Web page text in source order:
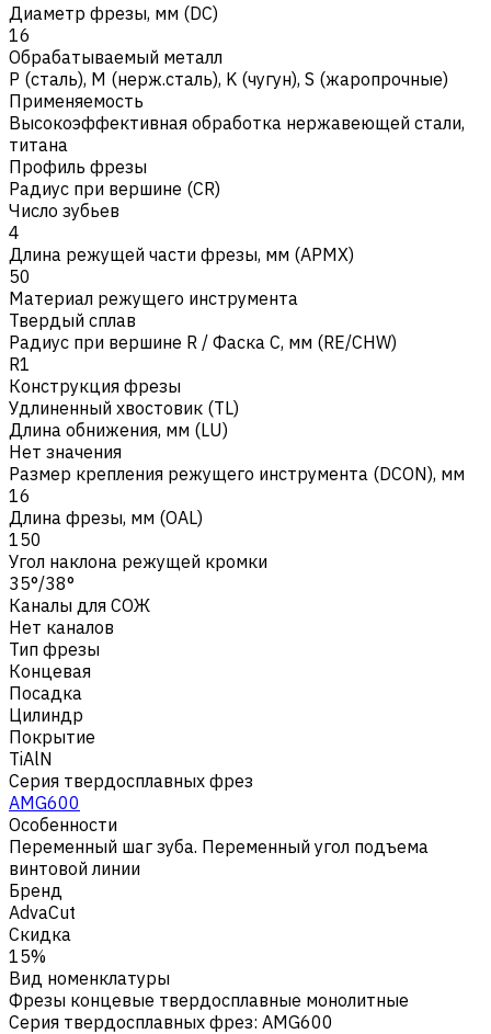
Диаметр фрезы, мм (DC)
16
Обрабатываемый металл
Р (сталь), M (нерж.сталь), K (чугун), S (жаропрочные)
Применяемость
Высокоэффективная обработка нержавеющей стали,
титана
Профиль фрезы
Радиус при вершине (CR)
Число зубьев
4
Длина режущей части фрезы, мм (APMX)
50
Материал режущего инструмента
Твердый сплав
Радиус при вершине R / Фаска C, мм (RE/CHW)
R1
Конструкция фрезы
Удлиненный хвостовик (TL)
Длина обнижения, мм (LU)
Нет значения
Размер крепления режущего инструмента (DCON), мм
16
Длина фрезы, мм (OAL)
150
Угол наклона режущей кромки
35°/38°
Каналы для СОЖ
Нет каналов
Тип фрезы
Концевая
Посадка
Цилиндр
Покрытие
TiAlN
Серия твердосплавных фрез
AMG600
Особенности
Переменный шаг зуба. Переменный угол подъема
винтовой линии
Бренд
AdvaCut
Скидка
15%
Вид номенклатуры
Фрезы концевые твердосплавные монолитные
Серия твердосплавных фрез: AMG600